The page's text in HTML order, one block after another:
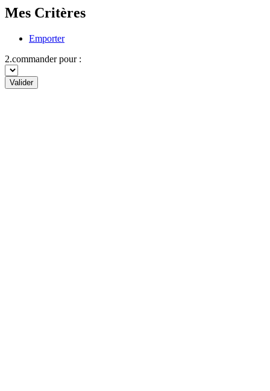
Mes Critères
Emporter
2.commander pour :
Valider